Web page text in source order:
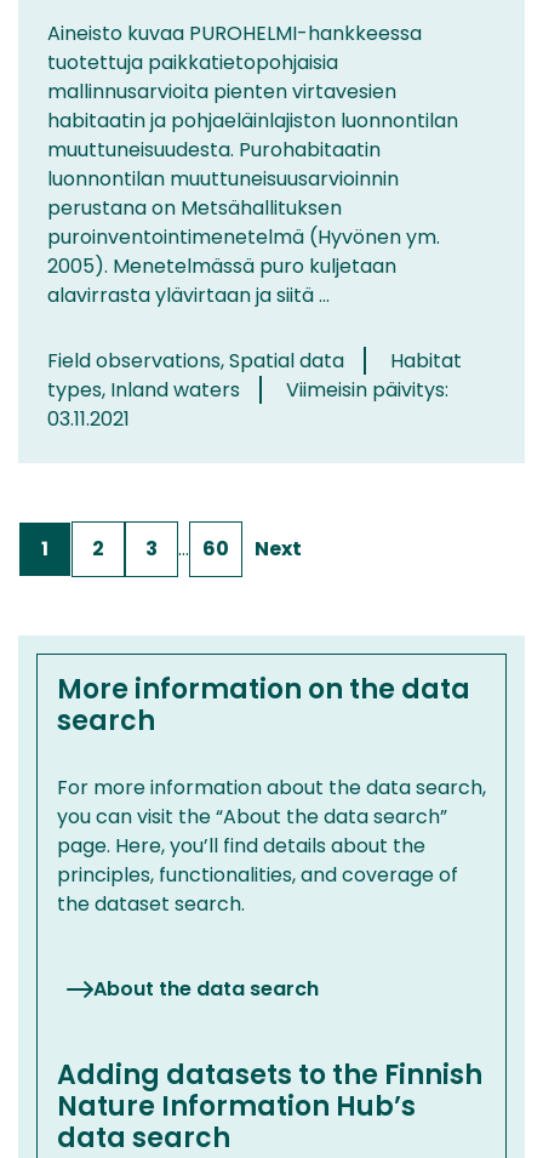
Aineisto kuvaa PUROHELMI-hankkeessa
tuotettuja paikkatietopohjaisia
mallinnusarvioita pienten virtavesien
habitaatin ja pohjaeläinlajiston luonnontilan
muuttuneisuudesta. Purohabitaatin
luonnontilan muuttuneisuusarvioinnin
perustana on Metsähallituksen
puroinventointimenetelmä (Hyvönen ym.
2005). Menetelmässä puro kuljetaan
alavirrasta ylävirtaan ja siitä ...
Field observations, Spatial data
Habitat
types, Inland waters
Viimeisin päivitys:
03.11.2021
1 2 3 … 60 Next
More information on the data
search
For more information about the data search,
you can visit the “About the data search”
page. Here, you’ll find details about the
principles, functionalities, and coverage of
the dataset search.
About the data search
Adding datasets to the Finnish
Nature Information Hub’s
data search